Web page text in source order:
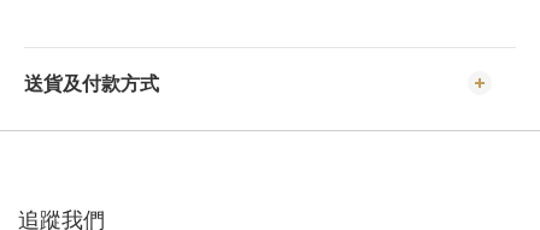
送貨及付款方式
追蹤我們